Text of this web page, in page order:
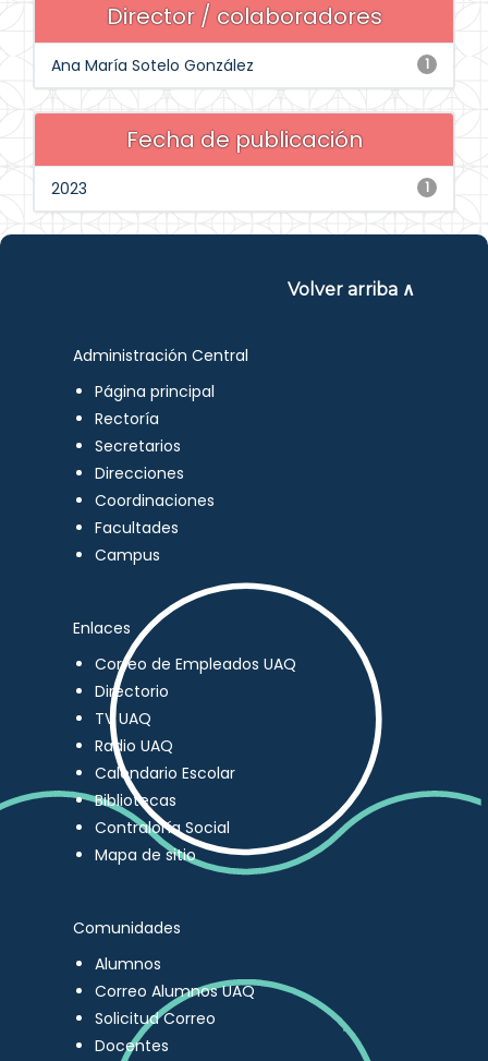
Director / colaboradores
1
Ana María Sotelo González
Fecha de publicación
1
2023
Volver arriba ∧
Administración Central
Página principal
Rectoría
Secretarios
Direcciones
Coordinaciones
Facultades
Campus
Enlaces
Correo de Empleados UAQ
Directorio
TV UAQ
Radio UAQ
Calendario Escolar
Bibliotecas
Contraloría Social
Mapa de sitio
Comunidades
Alumnos
Correo Alumnos UAQ
Solicitud Correo
Docentes